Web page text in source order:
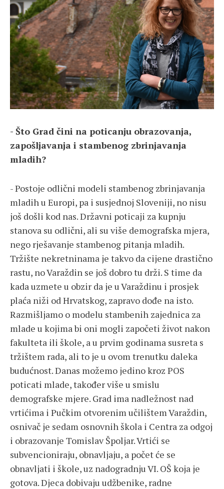
- Što Grad čini na poticanju obrazovanja,
zapošljavanja i stambenog zbrinjavanja
mladih?
- Postoje odlični modeli stambenog zbrinjavanja
mladih u Europi, pa i susjednoj Sloveniji, no nisu
još došli kod nas. Državni poticaji za kupnju
stanova su odlični, ali su više demografska mjera,
nego rješavanje stambenog pitanja mladih.
Tržište nekretninama je takvo da cijene drastično
rastu, no Varaždin se još dobro tu drži. S time da
kada uzmete u obzir da je u Varaždinu i prosjek
plaća niži od Hrvatskog, zapravo dođe na isto.
Razmišljamo o modelu stambenih zajednica za
mlade u kojima bi oni mogli započeti život nakon
fakulteta ili škole, a u prvim godinama susreta s
tržištem rada, ali to je u ovom trenutku daleka
budućnost. Danas možemo jedino kroz POS
poticati mlade, također više u smislu
demografske mjere. Grad ima nadležnost nad
vrtićima i Pučkim otvorenim učilištem Varaždin,
osnivač je sedam osnovnih škola i Centra za odgoj
i obrazovanje Tomislav Špoljar. Vrtići se
subvencioniraju, obnavljaju, a počet će se
obnavljati i škole, uz nadogradnju VI. OŠ koja je
gotova. Djeca dobivaju udžbenike, radne